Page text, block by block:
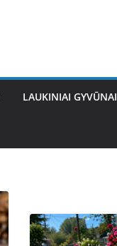
LAUKINIAI GYVŪNAI